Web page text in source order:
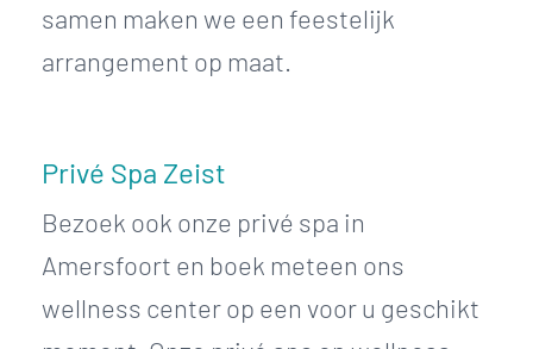
samen maken we een feestelijk
arrangement op maat.
Privé Spa Zeist
Bezoek ook onze privé spa in
Amersfoort en boek meteen ons
wellness center op een voor u geschikt